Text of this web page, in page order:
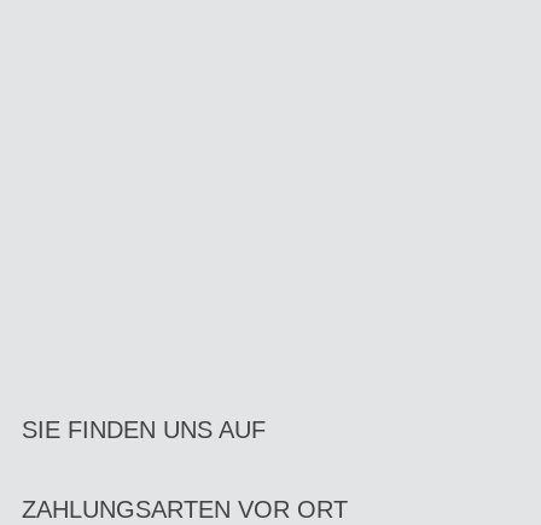
SIE FINDEN UNS AUF
ZAHLUNGSARTEN VOR ORT